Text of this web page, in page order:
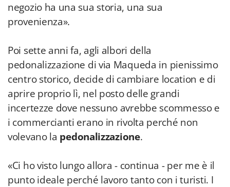
negozio ha una sua storia, una sua
provenienza».
Poi sette anni fa, agli albori della
pedonalizzazione di via Maqueda in pienissimo
centro storico, decide di cambiare location e di
aprire proprio lì, nel posto delle grandi
incertezze dove nessuno avrebbe scommesso e
i commercianti erano in rivolta perché non
volevano la pedonalizzazione.
«Ci ho visto lungo allora - continua - per me è il
punto ideale perché lavoro tanto con i turisti. I